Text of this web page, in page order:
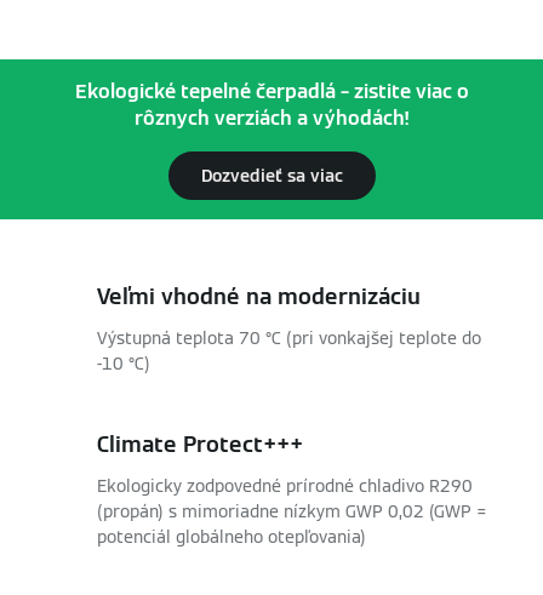
Ekologické tepelné čerpadlá – zistite viac o
rôznych verziách a výhodách!
Dozvedieť sa viac
Veľmi vhodné na modernizáciu
Výstupná teplota 70 °C (pri vonkajšej teplote do
-10 °C)
Climate Protect+++
Ekologicky zodpovedné prírodné chladivo R290
(propán) s mimoriadne nízkym GWP 0,02 (GWP =
potenciál globálneho otepľovania)